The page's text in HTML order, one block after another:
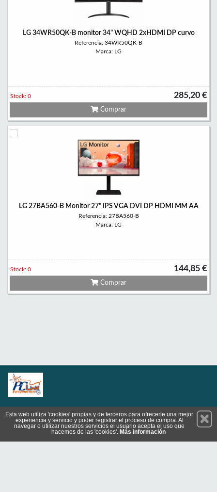
LG 34WR50QK-B monitor 34" WQHD 2xHDMI DP curvo
Referencia: 34WR50QK-B
Marca: LG
285,20 €
Stock: 0
Comprar
LG 27BA560-B Monitor 27" IPS VGA DVI DP HDMI MM AA
Referencia: 27BA560-B
Marca: LG
144,85 €
Stock: 0
Comprar
Suscríbete
Esta web utiliza 'cookies' propias y de terceros para ofrecerle una mejor
experiencia y servicio y poder registrar el proceso de compra. Al
navegar o utilizar nuestros servicios el usuario acepta el uso que
hacemos de las 'cookies'. Más información